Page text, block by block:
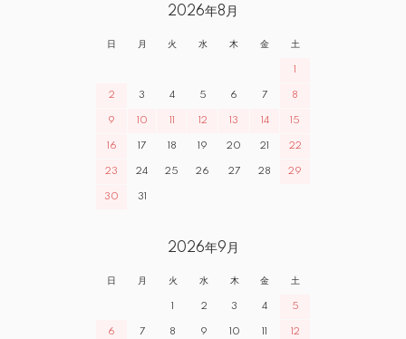
2026年8月
日 月 火 水 木 金 土
1
2 3 4 5 6 7 8
9 10 11 12 13 14 15
16 17 18 19 20 21 22
23 24 25 26 27 28 29
30 31
2026年9月
日 月 火 水 木 金 土
1 2 3 4 5
6 7 8 9 10 11 12